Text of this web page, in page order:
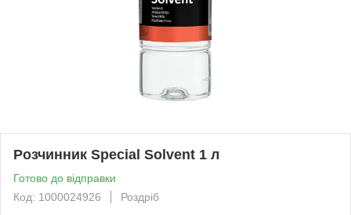
Розчинник Special Solvent 1 л
Готово до відправки
Код: 1000024926
Роздріб